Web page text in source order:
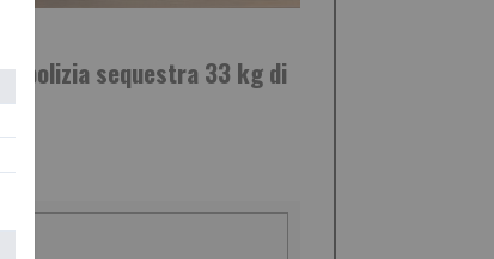
polizia sequestra 33 kg di